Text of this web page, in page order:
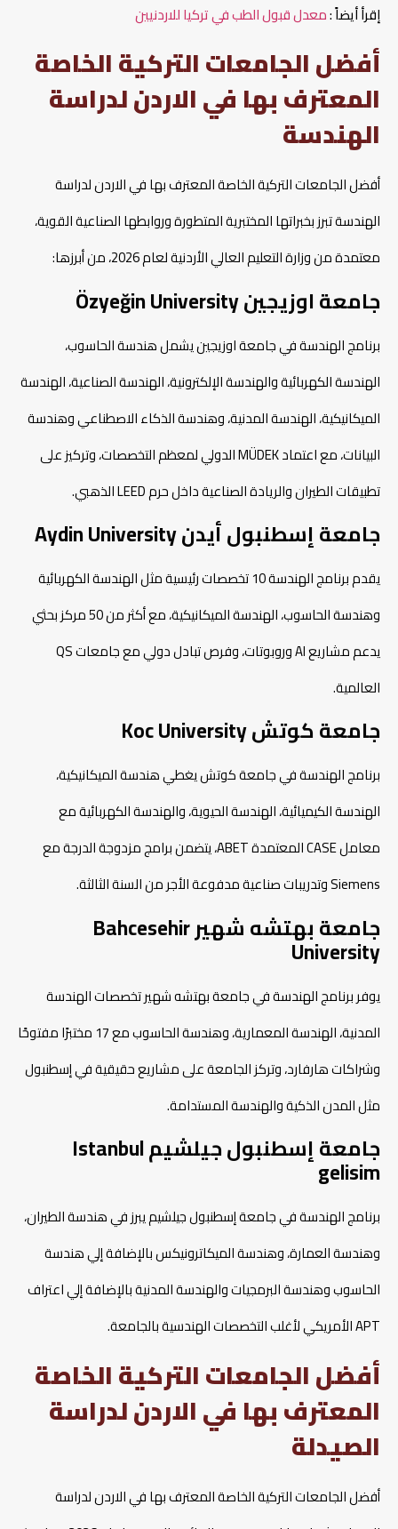
إقرأ أيضاً :معدل قبول الطب في تركيا للاردنيين
أفضل الجامعات التركية الخاصة
المعترف بها في الاردن لدراسة
الهندسة
أفضل الجامعات التركية الخاصة المعترف بها في الاردن لدراسة
الهندسة تبرز بخبراتها المختبرية المتطورة وروابطها الصناعية القوية،
معتمدة من وزارة التعليم العالي الأردنية لعام 2026، من أبرزها:
جامعة اوزيجين Özyeğin University
برنامج الهندسة في جامعة اوزيجين يشمل هندسة الحاسوب،
الهندسة الكهربائية والهندسة الإلكترونية، الهندسة الصناعية، الهندسة
الميكانيكية، الهندسة المدنية، وهندسة الذكاء الاصطناعي وهندسة
البيانات، مع اعتماد MÜDEK الدولي لمعظم التخصصات، وتركيز على
تطبيقات الطيران والريادة الصناعية داخل حرم LEED الذهبي.​
جامعة إسطنبول أيدن Aydin University
يقدم برنامج الهندسة 10 تخصصات رئيسية مثل الهندسة الكهربائية
وهندسة الحاسوب، الهندسة الميكانيكية، مع أكثر من 50 مركز بحثي
يدعم مشاريع AI وروبوتات، وفرص تبادل دولي مع جامعات QS
العالمية.​
جامعة كوتش Koc University
برنامج الهندسة في جامعة كوتش يغطي هندسة الميكانيكية،
الهندسة الكيميائية، الهندسة الحيوية، والهندسة الكهربائية مع
معامل CASE المعتمدة ABET، يتضمن برامج مزدوجة الدرجة مع
Siemens وتدريبات صناعية مدفوعة الأجر من السنة الثالثة.​
جامعة بهتشه شهير Bahcesehir
University
يوفر برنامج الهندسة في جامعة بهتشه شهير تخصصات الهندسة
المدنية، الهندسة المعمارية، وهندسة الحاسوب مع 17 مختبرًا مفتوحًا
وشراكات هارفارد، وتركز الجامعة على مشاريع حقيقية في إسطنبول
مثل المدن الذكية والهندسة المستدامة.​
جامعة إسطنبول جيلشيم Istanbul
gelisim
برنامج الهندسة في جامعة إسطنبول جيلشيم يبرز في هندسة الطيران،
وهندسة العمارة، وهندسة الميكاترونيكس بالإضافة إلي هندسة
الحاسوب وهندسة البرمجيات والهندسة المدنية بالإضافة إلي اعتراف
APT الأمريكي لأغلب التخصصات الهندسية بالجامعة.
أفضل الجامعات التركية الخاصة
المعترف بها في الاردن لدراسة
الصيدلة
أفضل الجامعات التركية الخاصة المعترف بها في الاردن لدراسة